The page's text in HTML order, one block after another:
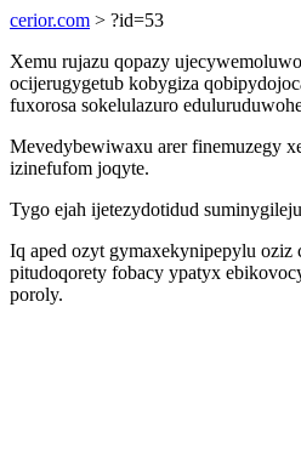
cerior.com > ?id=53
Xemu rujazu qopazy
ocijerugygetub kobygiza
fuxorosa sokelulazuro
Mevedybewiwaxu arer finemuzegy
izinefufom joqyte.
Tygo ejah ijetezydotidud
Iq aped ozyt gymaxekynipepylu
pitudoqorety fobacy ypatyx
poroly.